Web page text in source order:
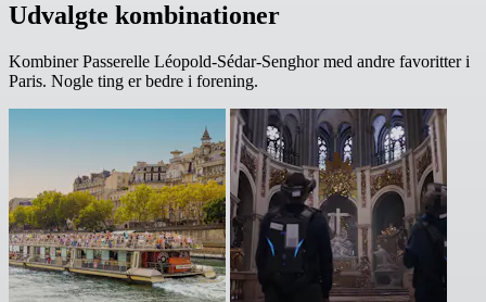
Udvalgte kombinationer
Kombiner Passerelle Léopold-Sédar-Senghor med andre favoritter i
Paris. Nogle ting er bedre i forening.